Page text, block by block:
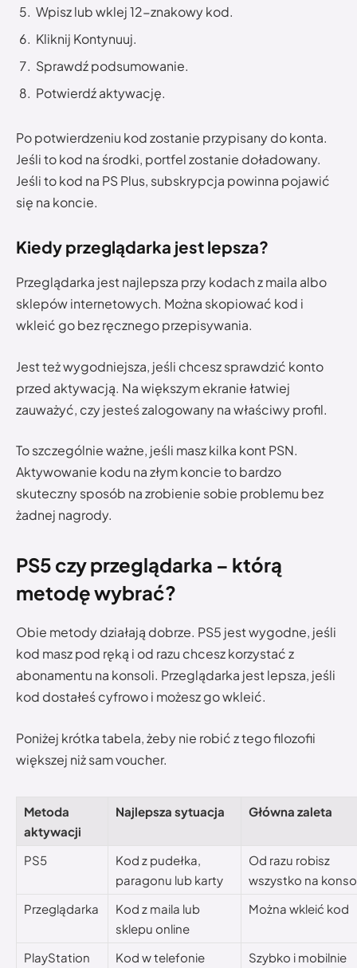
Wpisz lub wklej 12-znakowy kod.
Kliknij Kontynuuj.
Sprawdź podsumowanie.
Potwierdź aktywację.
Po potwierdzeniu kod zostanie przypisany do konta.
Jeśli to kod na środki, portfel zostanie doładowany.
Jeśli to kod na PS Plus, subskrypcja powinna pojawić
się na koncie.
Kiedy przeglądarka jest lepsza?
Przeglądarka jest najlepsza przy kodach z maila albo
sklepów internetowych. Można skopiować kod i
wkleić go bez ręcznego przepisywania.
Jest też wygodniejsza, jeśli chcesz sprawdzić konto
przed aktywacją. Na większym ekranie łatwiej
zauważyć, czy jesteś zalogowany na właściwy profil.
To szczególnie ważne, jeśli masz kilka kont PSN.
Aktywowanie kodu na złym koncie to bardzo
skuteczny sposób na zrobienie sobie problemu bez
żadnej nagrody.
PS5 czy przeglądarka – którą
metodę wybrać?
Obie metody działają dobrze. PS5 jest wygodne, jeśli
kod masz pod ręką i od razu chcesz korzystać z
abonamentu na konsoli. Przeglądarka jest lepsza, jeśli
kod dostałeś cyfrowo i możesz go wkleić.
Poniżej krótka tabela, żeby nie robić z tego filozofii
większej niż sam voucher.
Metoda
aktywacji
Najlepsza sytuacja Główna zaleta
PS5
Kod z pudełka,
paragonu lub karty
Od razu robisz
wszystko na
Przeglądarka
Kod z maila lub
sklepu online
Można wkleić kod
PlayStation
Kod w telefonie Szybko i mobilnie